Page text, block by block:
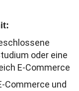
oder eine
E-Commerce
Commerce und